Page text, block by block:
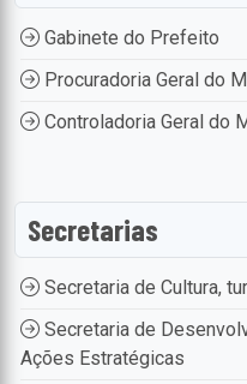
Gabinete do Prefeito
Procuradoria Geral do
Controladoria Geral do
Secretarias
Secretaria de Cultura,
Secretaria de
Ações Estratégicas